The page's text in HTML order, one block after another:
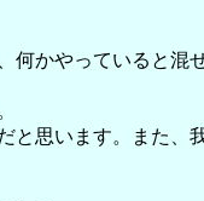
かやっていると混
思います。また